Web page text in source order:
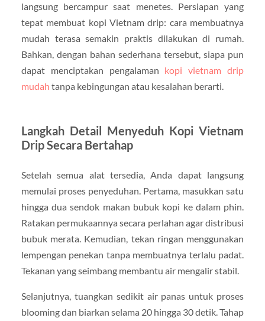
langsung bercampur saat menetes. Persiapan yang
tepat membuat kopi Vietnam drip: cara membuatnya
mudah terasa semakin praktis dilakukan di rumah.
Bahkan, dengan bahan sederhana tersebut, siapa pun
dapat menciptakan pengalaman kopi vietnam drip
mudah tanpa kebingungan atau kesalahan berarti.
Langkah Detail Menyeduh Kopi Vietnam
Drip Secara Bertahap
Setelah semua alat tersedia, Anda dapat langsung
memulai proses penyeduhan. Pertama, masukkan satu
hingga dua sendok makan bubuk kopi ke dalam phin.
Ratakan permukaannya secara perlahan agar distribusi
bubuk merata. Kemudian, tekan ringan menggunakan
lempengan penekan tanpa membuatnya terlalu padat.
Tekanan yang seimbang membantu air mengalir stabil.
Selanjutnya, tuangkan sedikit air panas untuk proses
blooming dan biarkan selama 20 hingga 30 detik. Tahap